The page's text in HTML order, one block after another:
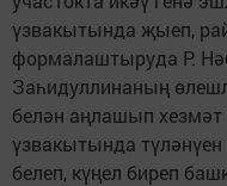
үзвакытында җыеп,
формалаштыруда Р.
Заһидуллинаның
белән аңлашып
үзвакытында
белеп, күңел биреп